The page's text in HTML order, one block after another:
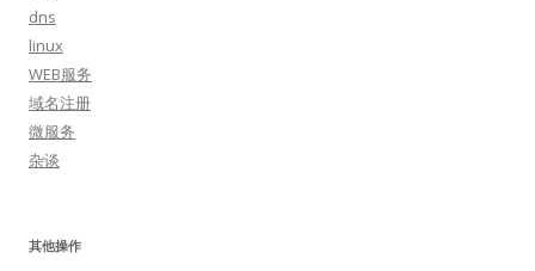
dns
linux
WEB服务
域名注册
微服务
杂谈
其他操作